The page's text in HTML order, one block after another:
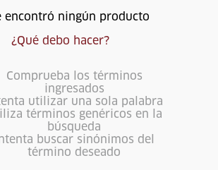
encontró ningún producto
¿Qué debo hacer?
Comprueba los términos
ingresados
utilizar una sola palabra
términos genéricos en la
búsqueda
buscar sinónimos del
término deseado